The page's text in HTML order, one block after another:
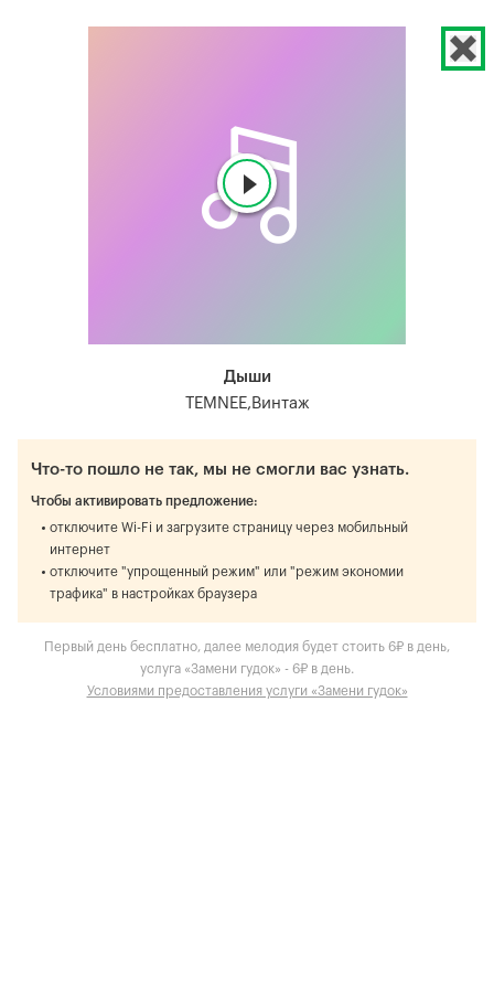
Дыши
TEMNEE,Винтаж
Что-то пошло не так, мы не смогли вас узнать.
Чтобы активировать предложение:
отключите Wi-Fi и загрузите страницу через мобильный
интернет
отключите "упрощенный режим" или "режим экономии
трафика" в настройках браузера
Первый день бесплатно, далее мелодия будет стоить 6₽ в день,
услуга «Замени гудок» - 6₽ в день.
Условиями предоставления услуги «Замени гудок»